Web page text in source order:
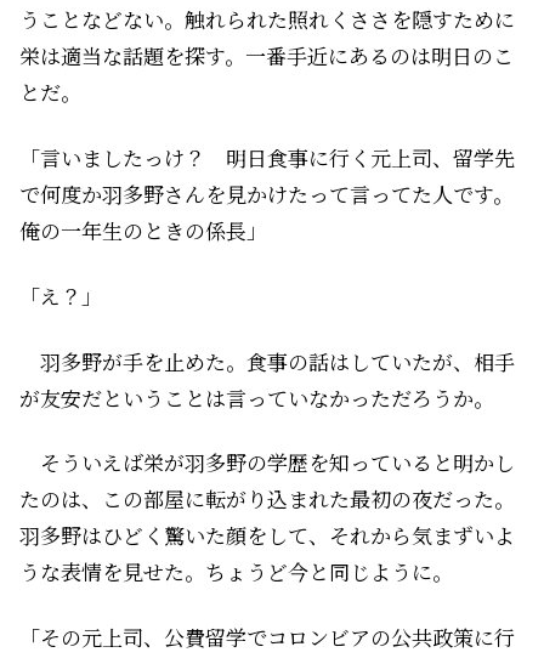
うことなどない。触れられた照れくささを隠すために
栄は適当な話題を探す。一番手近にあるのは明日のこ
とだ。
「言いましたっけ？ 明日食事に行く元上司、留学先
で何度か羽多野さんを見かけたって言ってた人です。
俺の一年生のときの係長」
「え？」
羽多野が手を止めた。食事の話はしていたが、相手
が友安だということは言っていなかっただろうか。
そういえば栄が羽多野の学歴を知っていると明かし
たのは、この部屋に転がり込まれた最初の夜だった。
羽多野はひどく驚いた顔をして、それから気まずいよ
うな表情を見せた。ちょうど――今と同じように。
「その元上司、公費留学でコロンビアの公共政策に行